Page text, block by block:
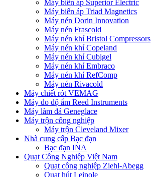
Máy biến áp Superior Electric
Máy biến áp Triad Magnetics
Máy nén Dorin Innovation
Máy nén Frascold
Máy nén khí Bristol Compressors
Máy nén khí Copeland
Máy nén khí Cubigel
Máy nén khí Embraco
Máy nén khí RefComp
Máy nén Rivacold
Máy chiết rót VEMAG
Máy đo độ ẩm Reed Instruments
Máy làm đá Geneglace
Máy trộn công nghiệp
Máy trộn Cleveland Mixer
Nhà cung cấp Bạc đạn
Bạc đạn INA
Quạt Công Nghiệp Việt Nam
Quạt công nghiệp Ziehl-Abegg
Quạt hút Leipole